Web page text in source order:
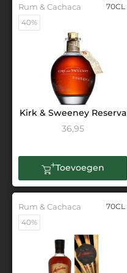
Rum & Cachaca
70CL
40%
Kirk & Sweeney Reserva
36,95
Toevoegen
Rum & Cachaca
70CL
40%